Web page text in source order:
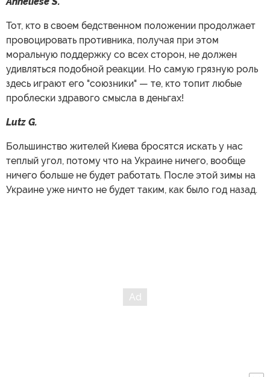
Тот, кто в своем бедственном положении продолжает
провоцировать противника, получая при этом
моральную поддержку со всех сторон, не должен
удивляться подобной реакции. Но самую грязную роль
здесь играют его "союзники" — те, кто топит любые
проблески здравого смысла в деньгах!
Lutz G.
Большинство жителей Киева бросятся искать у нас
теплый угол, потому что на Украине ничего, вообще
ничего больше не будет работать. После этой зимы на
Украине уже ничто не будет таким, как было год назад.